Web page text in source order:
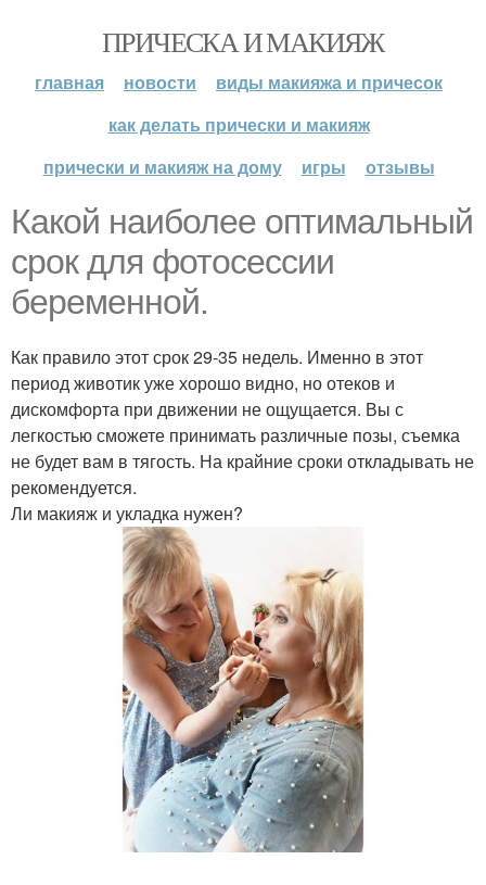
ПРИЧЕСКА И МАКИЯЖ
главная новости
виды макияжа и причесок
как делать прически и макияж
прически и макияж на дому
игры отзывы
Какой наиболее оптимальный
срок для фотосессии
беременной.
Как правило этот срок 29-35 недель. Именно в этот
период животик уже хорошо видно, но отеков и
дискомфорта при движении не ощущается. Вы с
легкостью сможете принимать различные позы, съемка
не будет вам в тягость. На крайние сроки откладывать не
рекомендуется.
Ли макияж и укладка нужен?